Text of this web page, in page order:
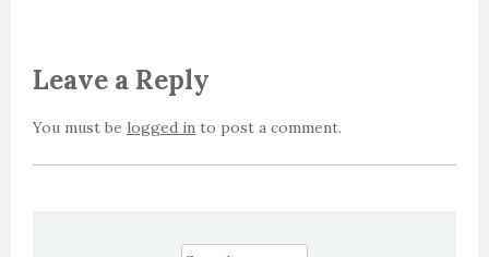
Leave a Reply
You must be logged in to post a comment.